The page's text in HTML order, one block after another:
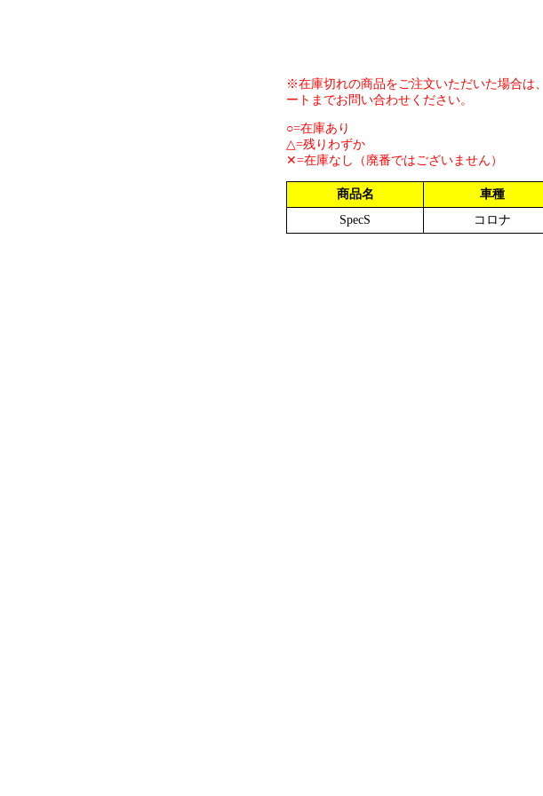
※在庫切れの商品をご注文いただいた場合は
ートまでお問い合わせください。
○=在庫あり
△=残りわずか
✕=在庫なし（廃番ではございません）
商品名 車種
SpecS
コロナ